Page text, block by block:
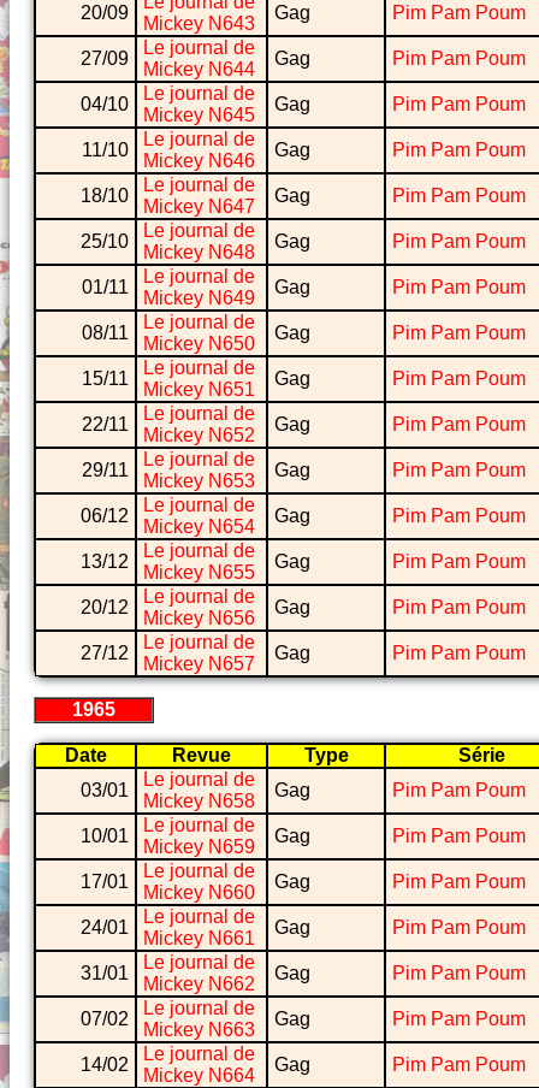
20/09
Mickey N643
Gag Pim Pam Poum
27/09
Le journal de
Mickey N644
Gag Pim Pam Poum
04/10
Le journal de
Mickey N645
Gag Pim Pam Poum
11/10
Le journal de
Mickey N646
Gag Pim Pam Poum
18/10
Le journal de
Mickey N647
Gag Pim Pam Poum
25/10
Le journal de
Mickey N648
Gag Pim Pam Poum
01/11
Le journal de
Mickey N649
Gag Pim Pam Poum
08/11
Le journal de
Mickey N650
Gag Pim Pam Poum
15/11
Le journal de
Mickey N651
Gag Pim Pam Poum
22/11
Le journal de
Mickey N652
Gag Pim Pam Poum
29/11
Le journal de
Mickey N653
Gag Pim Pam Poum
06/12
Le journal de
Mickey N654
Gag Pim Pam Poum
13/12
Le journal de
Mickey N655
Gag Pim Pam Poum
20/12
Le journal de
Mickey N656
Gag Pim Pam Poum
27/12
Le journal de
Mickey N657
Gag Pim Pam Poum
1965
Date Revue Type
Série
03/01
Le journal de
Mickey N658
Gag Pim Pam Poum
10/01
Le journal de
Mickey N659
Gag Pim Pam Poum
17/01
Le journal de
Mickey N660
Gag Pim Pam Poum
24/01
Le journal de
Mickey N661
Gag Pim Pam Poum
31/01
Le journal de
Mickey N662
Gag Pim Pam Poum
07/02
Le journal de
Mickey N663
Gag Pim Pam Poum
14/02
Le journal de
Mickey N664
Gag Pim Pam Poum